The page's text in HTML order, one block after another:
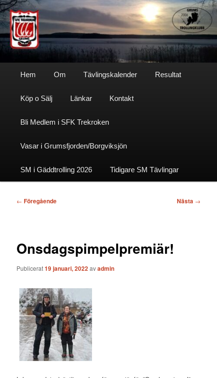
Hoppa
till
primärt
innehållSfktrekroken
Hem Om Tävlingskalender Resultat
Köp o Sälj Länkar Kontakt
Bli Medlem i SFK Trekroken
Vasar i Grumsfjorden/Borgviksjön
SM i Gäddtrolling 2026 Tidigare SM Tävlingar
Inläggsnavigering
← Föregående Nästa →
Onsdagspimpelpremiär!
Publicerat19 januari, 2022avadmin